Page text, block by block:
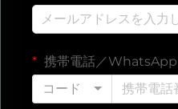
携帯電話／WhatsApp
コード